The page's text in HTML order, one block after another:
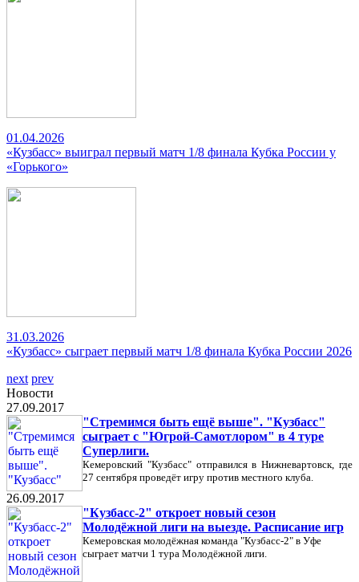
01.04.2026
«Кузбасс» выиграл первый матч 1/8 финала Кубка России у
«Горького»
31.03.2026
«Кузбасс» сыграет первый матч 1/8 финала Кубка России 2026
next prev
Новости
27.09.2017
"Стремимся быть ещё выше". "Кузбасс"
сыграет с "Югрой-Самотлором" в 4 туре
Суперлиги.
Кемеровский "Кузбасс" отправился в Нижневартовск, где
27 сентября проведёт игру против местного клуба.
26.09.2017
"Кузбасс-2" откроет новый сезон
Молодёжной лиги на выезде. Расписание игр
Кемеровская молодёжная команда "Кузбасс-2" в Уфе
сыграет матчи 1 тура Молодёжной лиги.